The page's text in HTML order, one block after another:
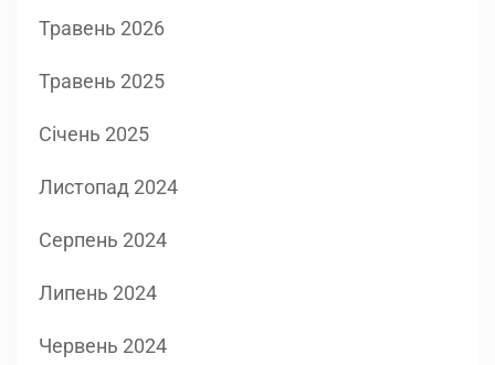
Травень 2026
Травень 2025
Січень 2025
Листопад 2024
Серпень 2024
Липень 2024
Червень 2024